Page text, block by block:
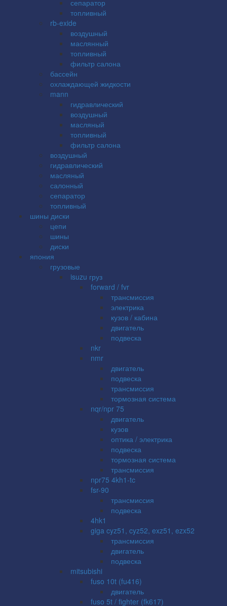
сепаратор
топливный
rb-exide
воздушный
маслянный
топливный
фильтр салона
бассейн
охлаждающей жидкости
mann
гидравлический
воздушный
масляный
топливный
фильтр салона
воздушный
гидравлический
масляный
салонный
сепаратор
топливный
шины диски
цепи
шины
диски
япония
грузовые
isuzu груз
forward / fvr
трансмиссия
электрика
кузов / кабина
двигатель
подвеска
nkr
nmr
двигатель
подвеска
трансмиссия
тормозная система
nqr/npr 75
двигатель
кузов
оптика / электрика
подвеска
тормозная система
трансмиссия
npr75 4kh1-tc
fsr-90
трансмиссия
подвеска
4hk1
giga cyz51, cyz52, exz51, ezx52
трансмиссия
двигатель
подвеска
mitsubishi
fuso 10t (fu416)
двигатель
fuso 5t / fighter (fk617)